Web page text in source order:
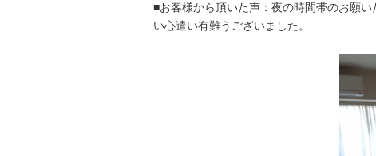
■お客様から頂いた声：夜の時間帯のお願
い心遣い有難うございました。